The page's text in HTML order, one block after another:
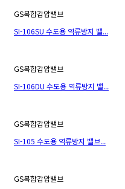
GS복합감압밸브
SI-106SU 수도용 역류방지 밸...
GS복합감압밸브
SI-106DU 수도용 역류방지 밸...
GS복합감압밸브
SI-105 수도용 역류방지 밸브...
GS복합감압밸브